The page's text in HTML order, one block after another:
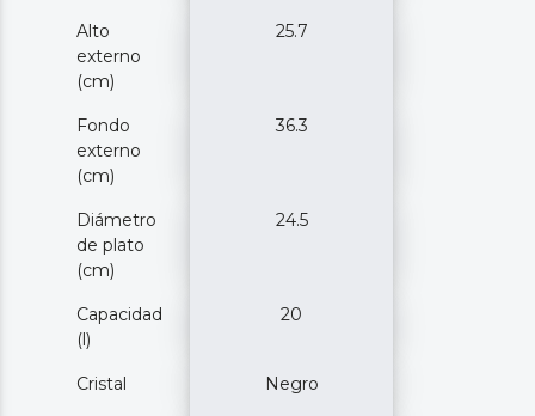
Alto
externo
(cm)
25.7
Fondo
externo
(cm)
36.3
Diámetro
de plato
(cm)
24.5
Capacidad
(l)
20
Cristal Negro